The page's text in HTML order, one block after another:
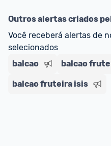
E lembre-se: você
comunidade para tirar
nossos Admins
comentário ou através
Outros alertas criados
Você receberá alertas de
selecionados
balcao
balcao
balcao fruteira isis